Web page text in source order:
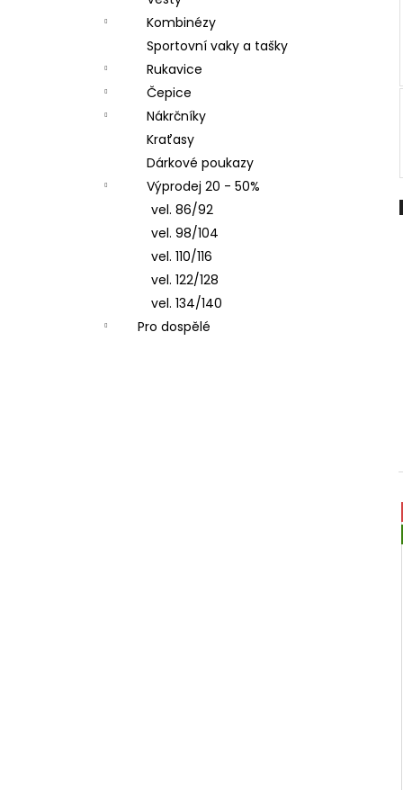
Kombinézy
Sportovní vaky a tašky
Rukavice
Čepice
Nákrčníky
Kraťasy
Dárkové poukazy
Výprodej 20 - 50%
vel. 86/92
vel. 98/104
vel. 110/116
vel. 122/128
vel. 134/140
Pro dospělé
LETNÍ DÁMSKÉ ŠATY SPORTY,
TYRKYSOVÉ ORNAMENTY
900 Kč